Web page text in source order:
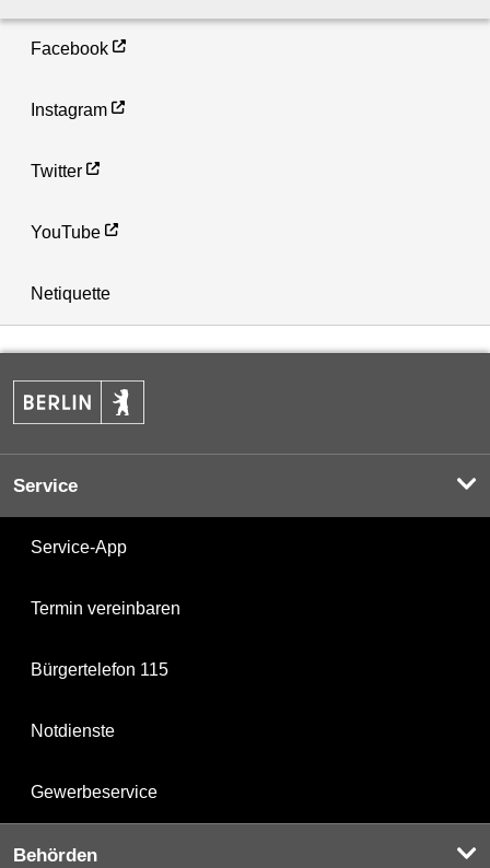
Facebook
Instagram
Twitter
YouTube
Netiquette
Service
Service-App
Termin vereinbaren
Bürgertelefon 115
Notdienste
Gewerbeservice
Behörden